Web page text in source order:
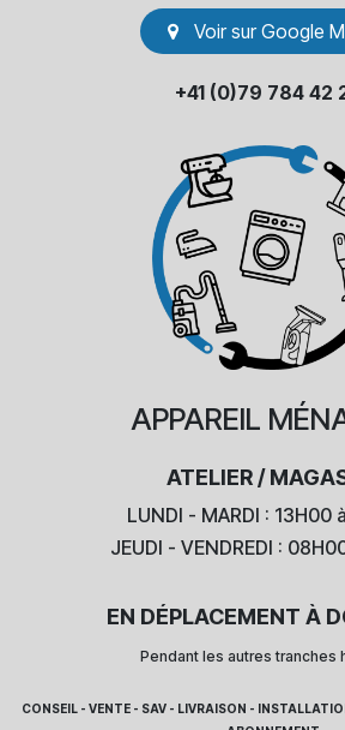
Voir sur Go​​ogle
+41 (0)79 784 42
APPAREIL
ATELIER /
LUNDI - MARDI : 13H00
JEUDI - VENDREDI :
EN DÉPLACEMENT À
Pendant les autres tranches
CONSEIL - VENTE - SAV - LIVRAISON -